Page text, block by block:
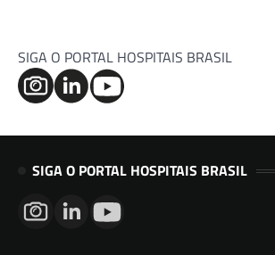
SIGA O PORTAL HOSPITAIS BRASIL
SIGA O PORTAL HOSPITAIS BRASIL